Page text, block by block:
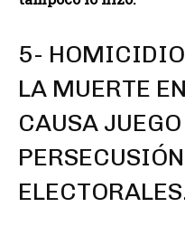
5-
LA MUERTE
CAUSA